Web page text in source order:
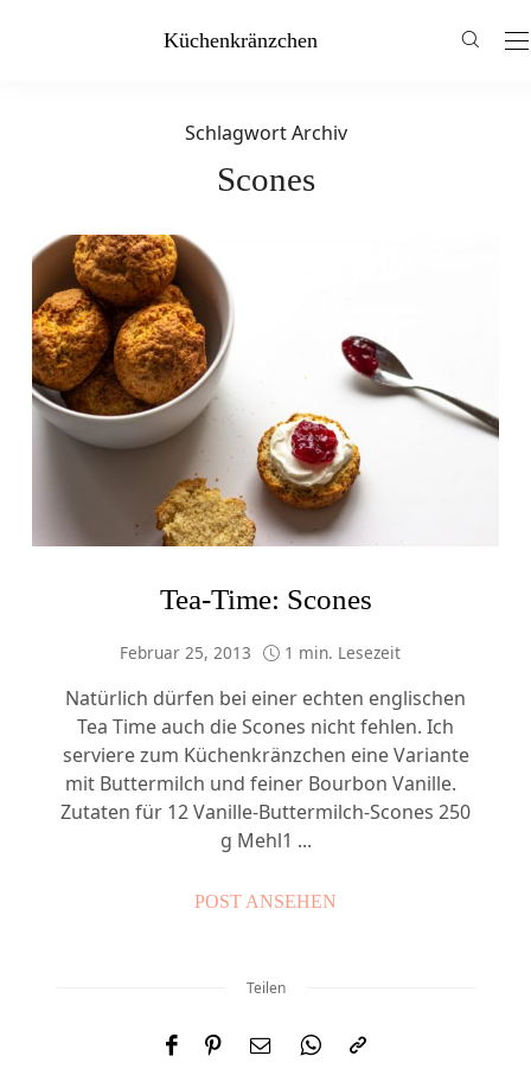
Küchenkränzchen
Schlagwort Archiv
Scones
Tea-Time: Scones
Februar 25, 2013 1 min. Lesezeit
Natürlich dürfen bei einer echten englischen
Tea Time auch die Scones nicht fehlen. Ich
serviere zum Küchenkränzchen eine Variante
mit Buttermilch und feiner Bourbon Vanille.
Zutaten für 12 Vanille-Buttermilch-Scones 250
g Mehl1 ...
POST ANSEHEN
Teilen